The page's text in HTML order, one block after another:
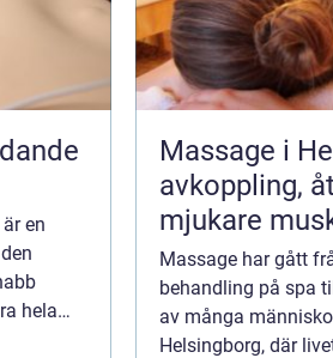
en
hela
Massage i
avkoppling,
mjukare
Massage har gått
behandling på spa
av många
Helsingborg, där